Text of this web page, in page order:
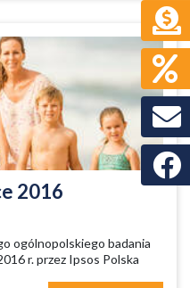
2016
ogólnopolskiego badania
r. przez Ipsos Polska